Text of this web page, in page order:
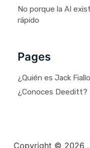
No porque la AI
rápido
Pages
¿Quién es Jack
¿Conoces Deeditt?
Copyright © 2026 ,